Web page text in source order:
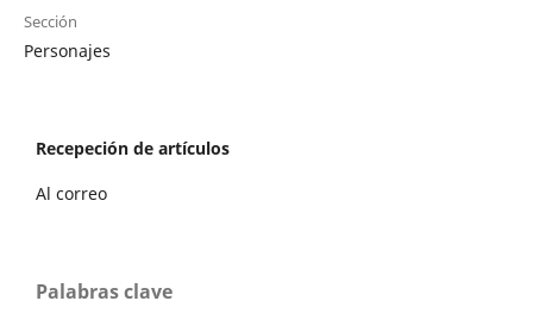
Sección
Personajes
Recepeción de artículos
Al correo
Palabras clave